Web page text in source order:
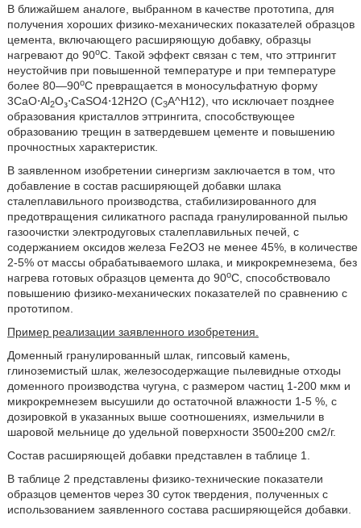
В ближайшем аналоге, выбранном в качестве прототипа, для
получения хороших физико-механических показателей образцов
цемента, включающего расширяющую добавку, образцы
нагревают до 90оС. Такой эффект связан с тем, что эттрингит
неустойчив при повышенной температуре и при температуре
более 80—90оС превращается в моносульфатную форму
3CaO⋅Al2Oз⋅CaSO4⋅12H2O (С3А^Н12), что исключает позднее
образования кристаллов эттрингита, способствующее
образованию трещин в затвердевшем цементе и повышению
прочностных характеристик.
В заявленном изобретении синергизм заключается в том, что
добавление в состав расширяющей добавки шлака
сталеплавильного производства, стабилизированного для
предотвращения силикатного распада гранулированной пылью
газоочистки электродуговых сталеплавильных печей, с
содержанием оксидов железа Fe2O3 не менее 45%, в количестве
2-5% от массы обрабатываемого шлака, и микрокремнезема, без
нагрева готовых образцов цемента до 90оС, способствовало
повышению физико-механических показателей по сравнению с
прототипом.
Пример реализации заявленного изобретения.
Доменный гранулированный шлак, гипсовый камень,
глиноземистый шлак, железосодержащие пылевидные отходы
доменного производства чугуна, с размером частиц 1-200 мкм и
микрокремнезем высушили до остаточной влажности 1-5 %, с
дозировкой в указанных выше соотношениях, измельчили в
шаровой мельнице до удельной поверхности 3500±200 см2/г.
Состав расширяющей добавки представлен в таблице 1.
В таблице 2 представлены физико-технические показатели
образцов цементов через 30 суток твердения, полученных с
использованием заявленного состава расширяющейся добавки.